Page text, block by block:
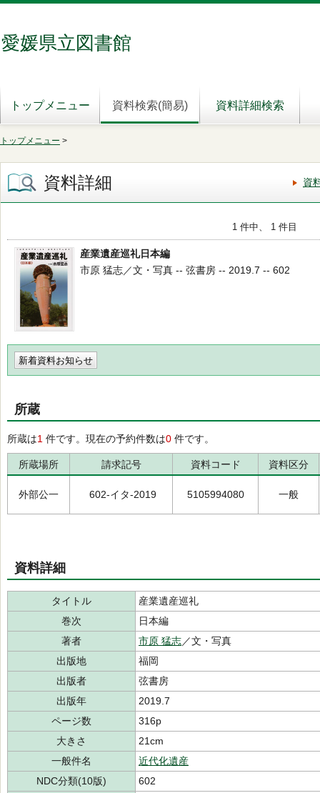
愛媛県立図書館
トップメニュー 資料検索(簡易) 資料詳細検索
トップメニュー >
資料詳細 資
1 件中、 1 件目
産業遺産巡礼日本編
市原 猛志／文・写真 -- 弦書房 -- 2019.7 -- 602
新着資料お知らせ
所蔵
所蔵は1 件です。現在の予約件数は0 件です。
所蔵場所 請求記号 資料コード 資料区分
外部公一 602-イタ-2019 5105994080 一般
資料詳細
タイトル
産業遺産巡礼
巻次
日本編
著者
市原 猛志／文・写真
出版地
福岡
出版者
弦書房
出版年
2019.7
ページ数
316p
大きさ
21cm
一般件名
近代化遺産
NDC分類(10版)
602